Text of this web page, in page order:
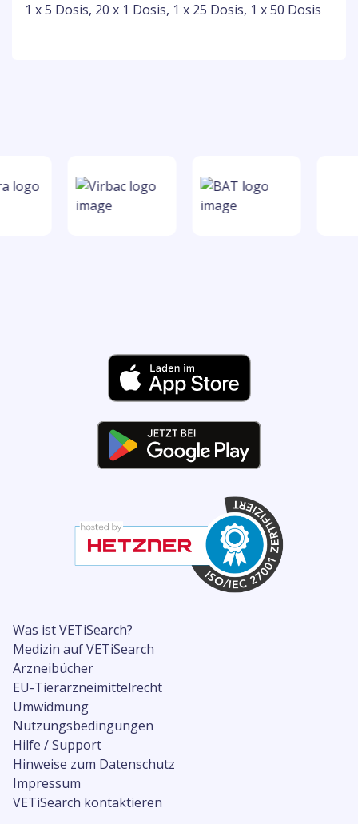
1 x 5 Dosis, 20 x 1 Dosis, 1 x 25 Dosis, 1 x 50 Dosis
Was ist VETiSearch?
Medizin auf VETiSearch
Arzneibücher
EU-Tierarzneimittelrecht
Umwidmung
Nutzungsbedingungen
Hilfe / Support
Hinweise zum Datenschutz
Impressum
VETiSearch kontaktieren